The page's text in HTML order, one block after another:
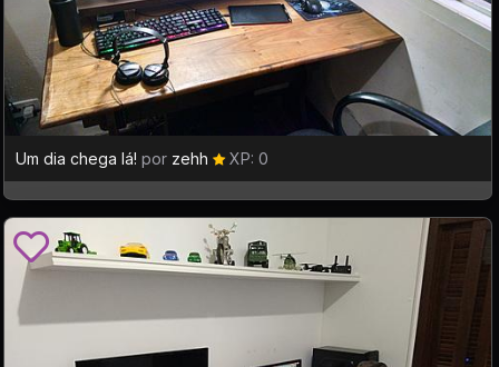
Um dia chega lá! por zehh XP: 0